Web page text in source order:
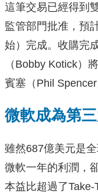
這筆交易已經得到
監管部門批准，預
始）完成。收購完
（Bobby Kotick）
賓塞（Phil Spencer
微軟成為第
雖然687億美元是
微軟一年的利潤，
本益比超過了Take-